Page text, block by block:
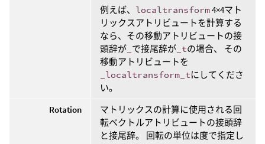
例えば、 localtransform4×4マト
リックスアトリビュートを計算する
なら、その移動アトリビュートの接
頭辞が で接尾辞が _tの場合、 その
移動アトリビュートを
_localtransform_tにしてくださ
い。
Rotation
マトリックスの計算に使用される回
転ベクトルアトリビュートの接頭辞
と接尾辞。 回転の単位は度で指定し